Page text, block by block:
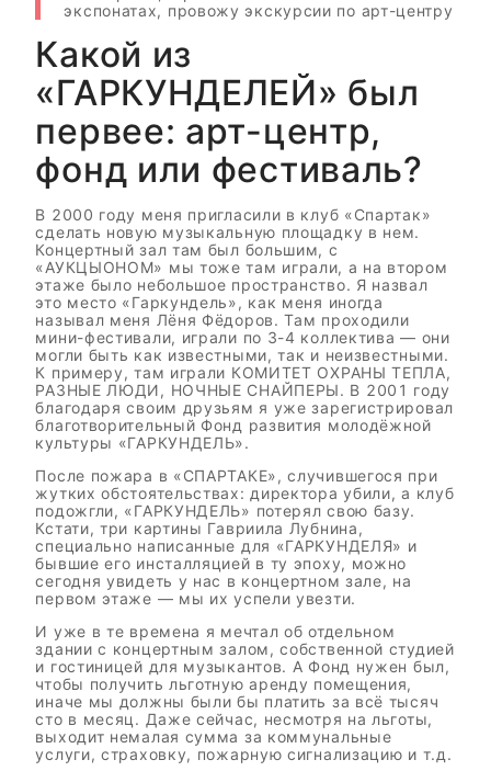
экспонатах, провожу экскурсии по арт-центру
Какой из
«ГАРКУНДЕЛЕЙ» был
первее: арт-центр,
фонд или фестиваль?
В 2000 году меня пригласили в клуб «Спартак»
сделать новую музыкальную площадку в нем.
Концертный зал там был большим, с
«АУКЦЫОНОМ» мы тоже там играли, а на втором
этаже было небольшое пространство. Я назвал
это место «Гаркундель», как меня иногда
называл меня Лёня Фёдоров. Там проходили
мини-фестивали, играли по 3-4 коллектива — они
могли быть как известными, так и неизвестными.
К примеру, там играли КОМИТЕТ ОХРАНЫ ТЕПЛА,
РАЗНЫЕ ЛЮДИ, НОЧНЫЕ СНАЙПЕРЫ. В 2001 году
благодаря своим друзьям я уже зарегистрировал
благотворительный Фонд развития молодёжной
культуры «ГАРКУНДЕЛЬ».
После пожара в «СПАРТАКЕ», случившегося при
жутких обстоятельствах: директора убили, а клуб
подожгли, «ГАРКУНДЕЛЬ» потерял свою базу.
Кстати, три картины Гавриила Лубнина,
специально написанные для «ГАРКУНДЕЛЯ» и
бывшие его инсталляцией в ту эпоху, можно
сегодня увидеть у нас в концертном зале, на
первом этаже — мы их успели увезти.
И уже в те времена я мечтал об отдельном
здании с концертным залом, собственной студией
и гостиницей для музыкантов. А Фонд нужен был,
чтобы получить льготную аренду помещения,
иначе мы должны были бы платить за всё тысяч
сто в месяц. Даже сейчас, несмотря на льготы,
выходит немалая сумма за коммунальные
услуги, страховку, пожарную сигнализацию и т.д.